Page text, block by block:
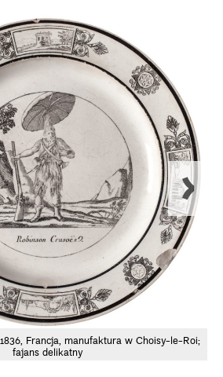
Francja, manufaktura w Choisy-le-Roi;
fajans delikatny